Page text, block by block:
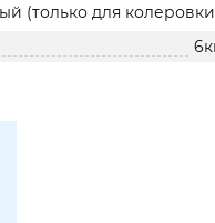
(только для